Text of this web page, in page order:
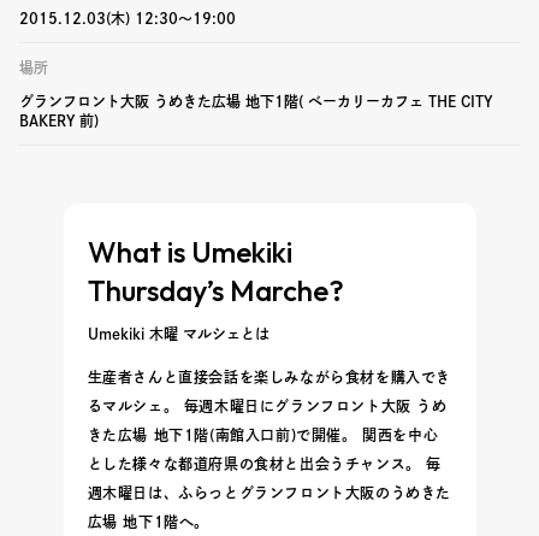
2015.12.03(木) 12:30〜19:00
場所
グランフロント大阪 うめきた広場 地下1階( ベーカリーカフェ THE CITY
BAKERY 前)
What is Umekiki
Thursday’s Marche?
Umekiki 木曜 マルシェとは
生産者さんと直接会話を楽しみながら食材を購入でき
るマルシェ。 毎週木曜日にグランフロント大阪 うめ
きた広場 地下1階(南館入口前)で開催。 関西を中心
とした様々な都道府県の食材と出会うチャンス。 毎
週木曜日は、ふらっとグランフロント大阪のうめきた
広場 地下1階へ。